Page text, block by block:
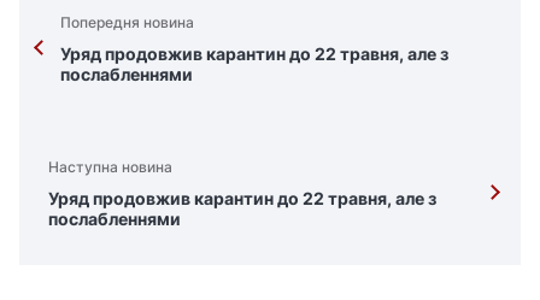
Попередня новина
Уряд продовжив карантин до 22 травня, але з
послабленнями
Наступна новина
Уряд продовжив карантин до 22 травня, але з
послабленнями